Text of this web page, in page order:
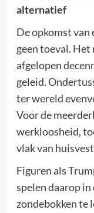
alternatief
De opkomst
geen toeval.
afgelopen
geleid.
ter wereld
Voor de
werkloosheid,
vlak van
Figuren als
spelen daarop
zondebokken te